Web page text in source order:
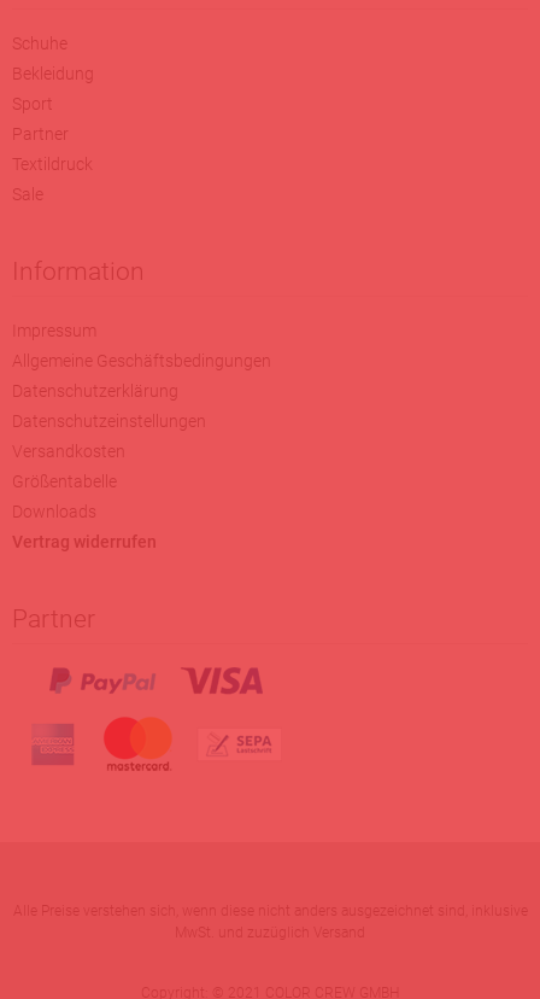
Schuhe
Bekleidung
Sport
Partner
Textildruck
Sale
Information
Impressum
Allgemeine Geschäftsbedingungen
Datenschutzerklärung
Datenschutzeinstellungen
Versandkosten
Größentabelle
Downloads
Vertrag widerrufen
Partner
Alle Preise verstehen sich, wenn diese nicht anders ausgezeichnet sind, inklusive
MwSt. und zuzüglich Versand
Copyright: © 2021 COLOR CREW GMBH